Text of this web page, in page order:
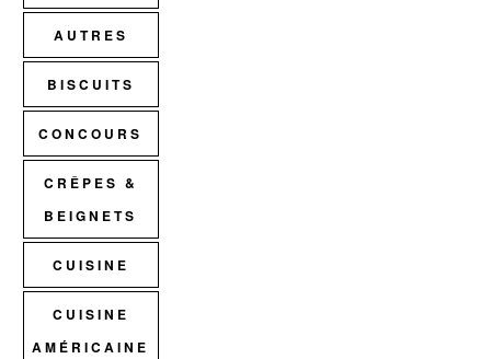
AUTRES
BISCUITS
CONCOURS
CRÊPES &
BEIGNETS
CUISINE
CUISINE
AMÉRICAINE